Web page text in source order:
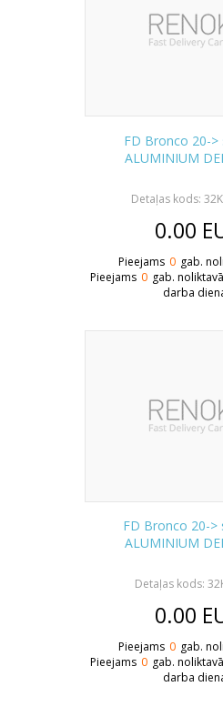
FD Bronco 20->
ALUMINIUM
Detaļas kods:
0.00
Pieejams 0 gab.
Pieejams 0 gab.
darba
FD Bronco 20->
ALUMINIUM
Detaļas kods:
0.00
Pieejams 0 gab.
Pieejams 0 gab.
darba